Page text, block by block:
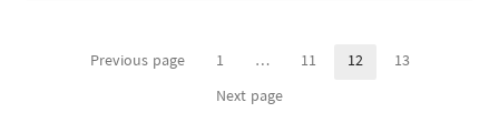
Previous page Page
1 … 11 Page
12 Page
13
Next page